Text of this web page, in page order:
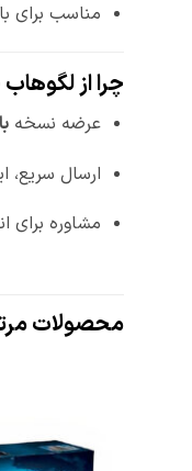
مناسب برای
چرا از
عرضه نسخه
ارسال سریع،
مشاوره برای
محصولات